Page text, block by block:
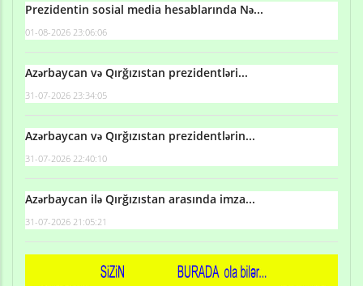
Prezidentin sosial media hesablarında Nə...
01-08-2026 23:06:06
Azərbaycan və Qırğızıstan prezidentləri...
31-07-2026 23:34:05
Azərbaycan və Qırğızıstan prezidentlərin...
31-07-2026 22:40:10
Azərbaycan ilə Qırğızıstan arasında imza...
31-07-2026 21:05:21